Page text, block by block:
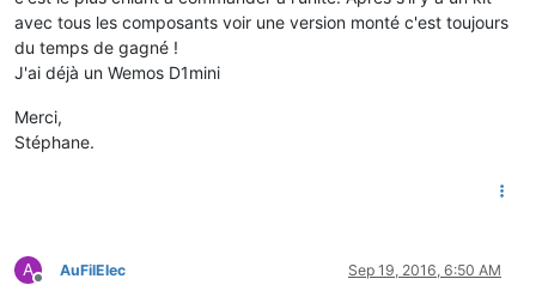
avec tous les composants voir une version monté c'est toujours
du temps de gagné !
J'ai déjà un Wemos D1mini
Merci,
Stéphane.
A
Offline
AuFilElec Sep 19, 2016, 6:50 AM